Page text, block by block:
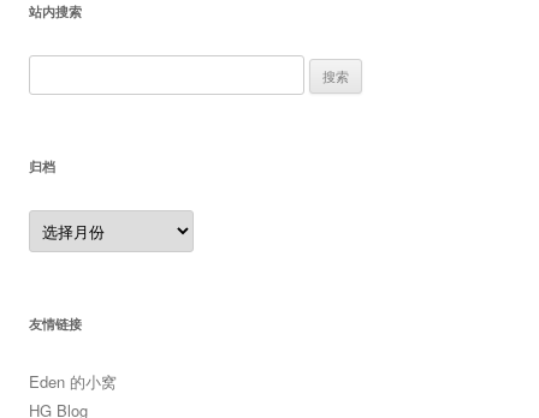
站内搜索
索：
归档
归
档
友情链接
Eden 的小窝
HG Blog